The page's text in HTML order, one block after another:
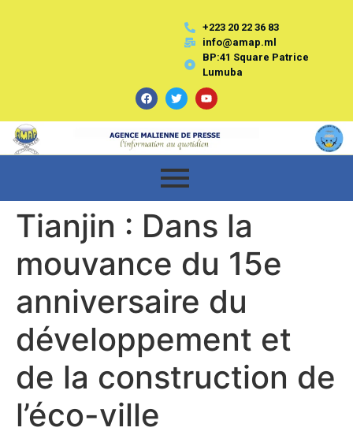
+223 20 22 36 83
info@amap.ml
BP:41 Square Patrice
Lumuba
Tianjin : Dans la
mouvance du 15e
anniversaire du
développement et
de la construction de
l’éco-ville